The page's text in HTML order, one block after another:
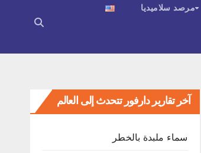
مرصد سلاميديا
آخر تقارير دارفور تتحدث إلى العالم
ﺳﻤﺎء ﻣﻠﺒﺪة ﺑﺎﻟﺨﻄﺮ